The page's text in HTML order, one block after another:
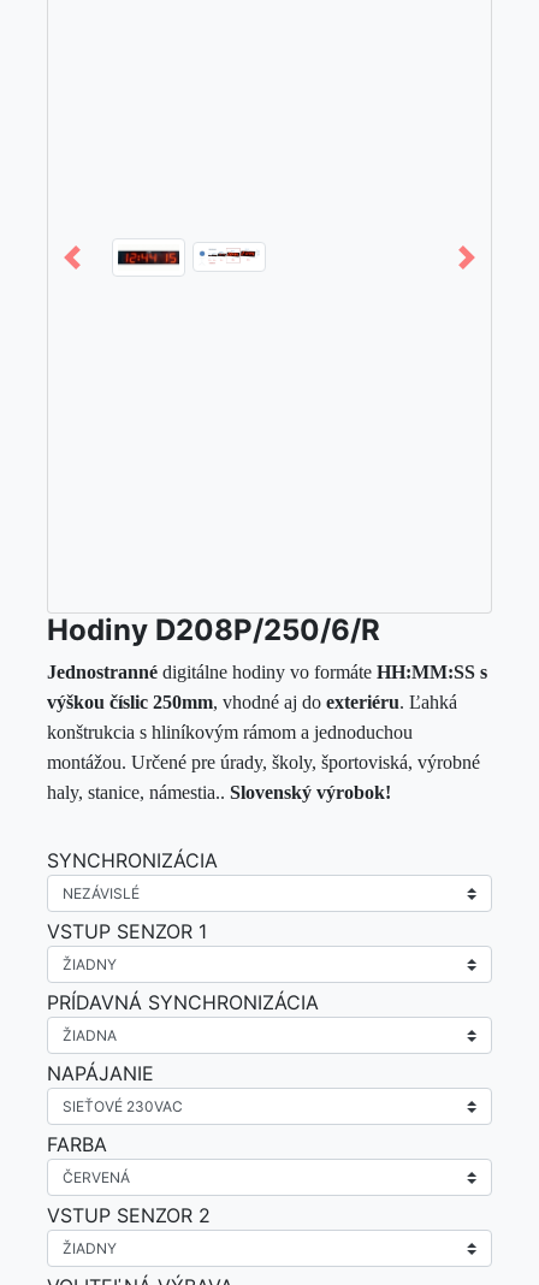
Hodiny D208P/250/6/R
Jednostranné digitálne hodiny vo formáte HH:MM:SS s
výškou číslic 250mm, vhodné aj do exteriéru. Ľahká
konštrukcia s hliníkovým rámom a jednoduchou
montážou. Určené pre úrady, školy, športoviská, výrobné
haly, stanice, námestia.. Slovenský výrobok!
SYNCHRONIZÁCIA
VSTUP SENZOR 1
PRÍDAVNÁ SYNCHRONIZÁCIA
NAPÁJANIE
FARBA
VSTUP SENZOR 2